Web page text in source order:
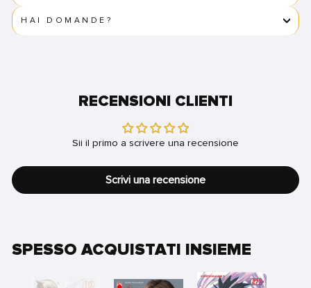
HAI DOMANDE?
RECENSIONI CLIENTI
Sii il primo a scrivere una recensione
Scrivi una recensione
SPESSO ACQUISTATI INSIEME